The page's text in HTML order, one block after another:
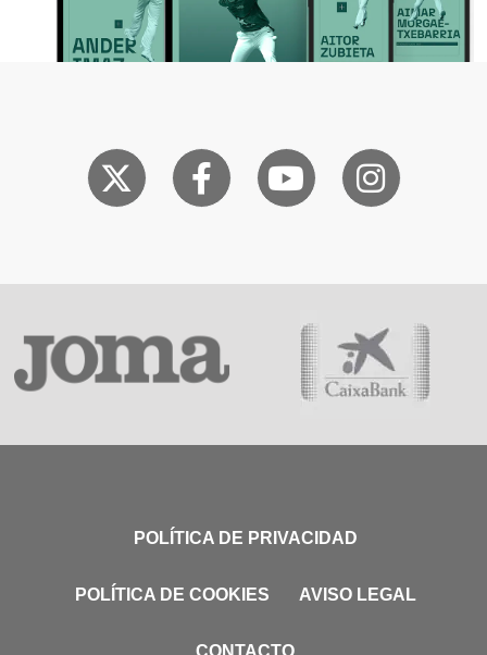
POLÍTICA DE PRIVACIDAD
POLÍTICA DE COOKIES AVISO LEGAL
CONTACTO